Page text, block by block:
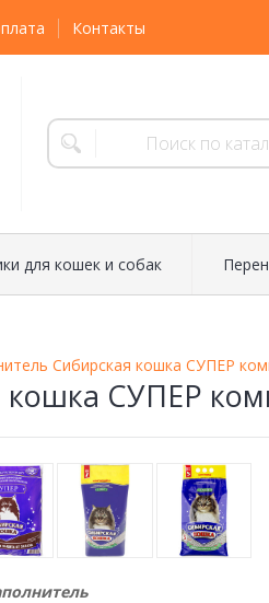
Контакты
для кошек и собак
Сибирская кошка СУПЕР
кошка СУПЕР